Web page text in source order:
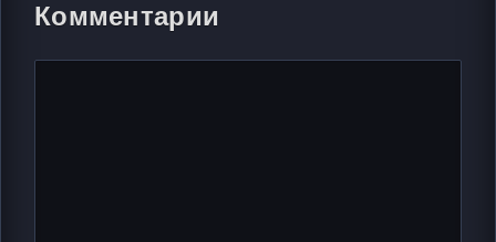
Комментарии